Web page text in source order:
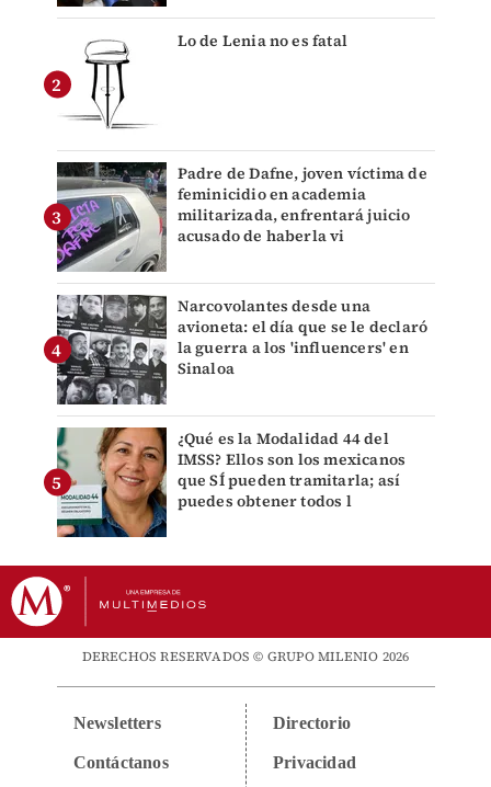
Lo de Lenia no es fatal
Padre de Dafne, joven víctima de
feminicidio en academia
militarizada, enfrentará juicio
acusado de haberla vi
Narcovolantes desde una
avioneta: el día que se le declaró
la guerra a los 'influencers' en
Sinaloa
¿Qué es la Modalidad 44 del
IMSS? Ellos son los mexicanos
que SÍ pueden tramitarla; así
puedes obtener todos l
DERECHOS RESERVADOS © GRUPO MILENIO 2026
Newsletters
Contáctanos
Directorio
Privacidad